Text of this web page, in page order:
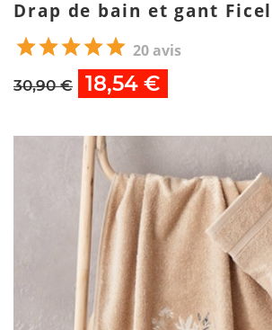
Drap de bain et gant
20 avis
30,90 € 18,54 €